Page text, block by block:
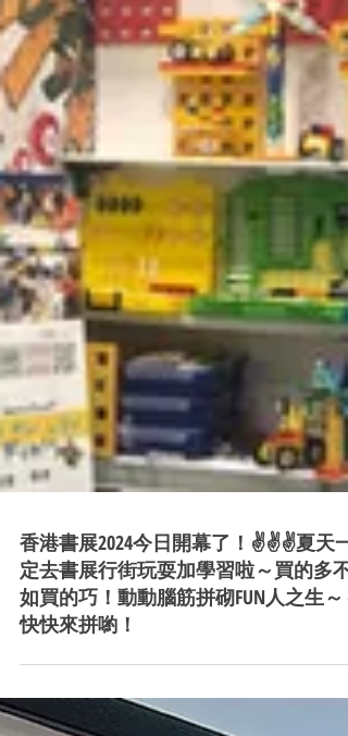
香港書展2024今日開幕了！✌️✌️✌️夏天一
定去書展行街玩耍加學習啦～買的多不
如買的巧！動動腦筋拼砌FUN人之生～
快快來拼喲！